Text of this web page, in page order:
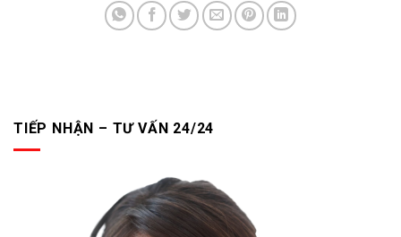
TIẾP NHẬN – TƯ VẤN 24/24